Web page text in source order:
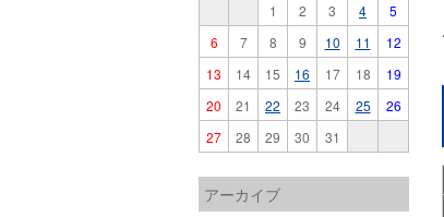
1 2 3 4
5
6
7 8 9 10 11
12
13
14 15 16 17 18
19
20
21 22 23 24 25
26
27
28 29 30 31
アーカイブ